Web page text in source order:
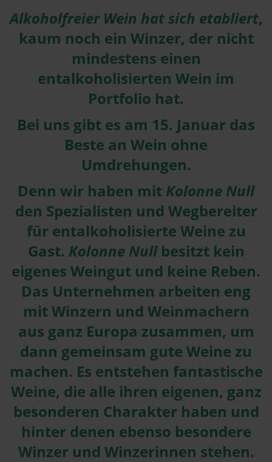
Alkoholfreier Wein hat sich etabliert,
kaum noch ein Winzer, der nicht
mindestens einen
entalkoholisierten Wein im
Portfolio hat.
Bei uns gibt es am 15. Januar das
Beste an Wein ohne
Umdrehungen.
Denn wir haben mit Kolonne Null
den Spezialisten und Wegbereiter
für entalkoholisierte Weine zu
Gast. Kolonne Nullbesitzt kein
eigenes Weingut und keine Reben.
Das Unternehmen arbeiten eng
mit Winzern und Weinmachern
aus ganz Europa zusammen, um
dann gemeinsam gute Weine zu
machen. Es entstehen fantastische
Weine, die alle ihren eigenen, ganz
besonderen Charakter haben und
hinter denen ebenso besondere
Winzer und Winzerinnen stehen.